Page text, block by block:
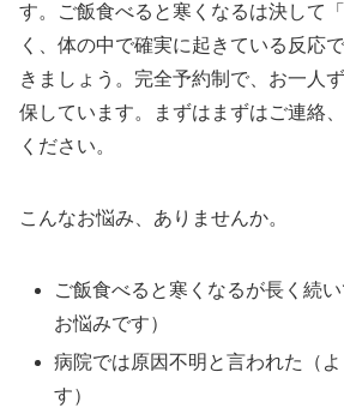
す。ご飯食べると寒くなるは決して
く、体の中で確実に起きている反応
きましょう。完全予約制で、お一人
保しています。まずはまずはご連絡
ください。
こんなお悩み、ありませんか。
ご飯食べると寒くなるが長く続
お悩みです）
病院では原因不明と言われた（
す）